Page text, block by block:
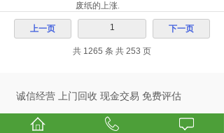
废纸的上涨.
上一页 1 下一页
共 1265 条 共 253 页
诚信经营 上门回收 现金交易 免费评估